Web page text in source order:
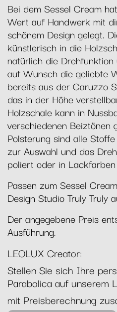
Bei dem Sessel Cream
Wert auf Handwerk mit
schönem Design gelegt.
künstlerisch in die
natürlich die
auf Wunsch die geliebte
bereits aus der Caruzzo
das in der Höhe
Holzschale kann in
verschiedenen
Polsterung sind alle
zur Auswahl und das
poliert oder in
Passen zum Sessel
Design Studio Truly Truly
Der angegebene Preis
Ausführung.
LEOLUX Creator:
Stellen Sie sich Ihre
Parabolica auf unserem
mit Preisberechnung